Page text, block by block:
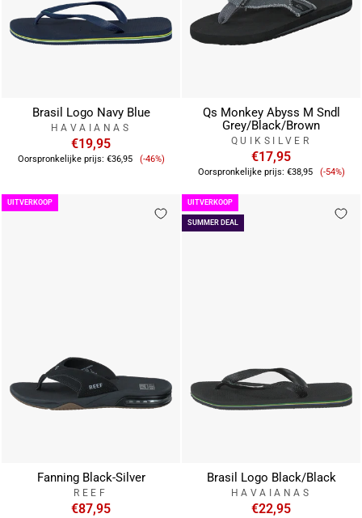
Brasil Logo Navy Blue
HAVAIANAS
€19,95
Oorspronkelijke prijs: €36,95 Verkoopprijs
(-46%)
Qs Monkey Abyss M Sndl
Grey/Black/Brown
QUIKSILVER
€17,95
Oorspronkelijke prijs: €38,95 (-54%)
UITVERKOOP
Fanning Black-Silver
REEF
€87,95
SUMMER DEAL
UITVERKOOP
Brasil Logo Black/Black
HAVAIANAS
€22,95